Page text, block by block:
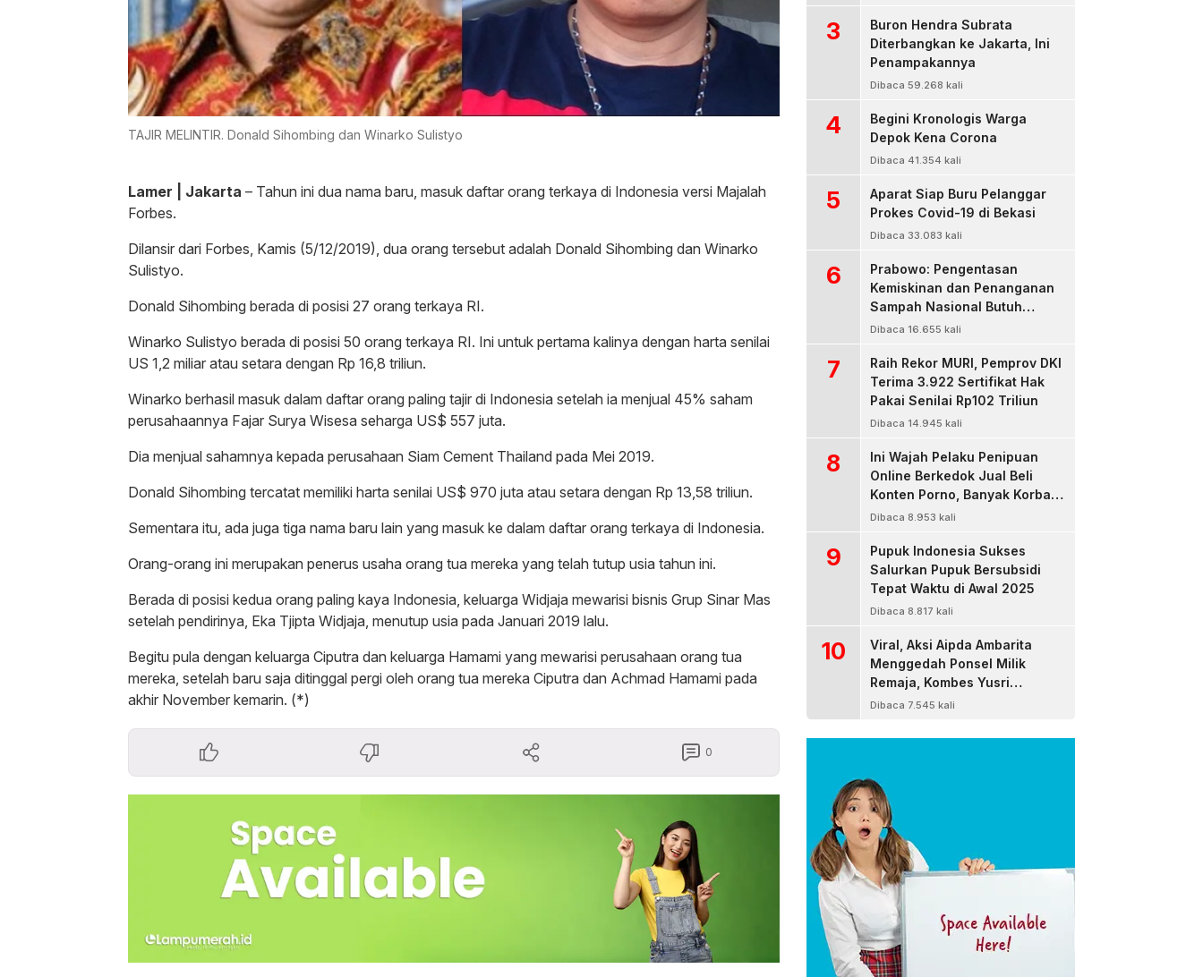
TAJIR MELINTIR. Donald Sihombing dan Winarko Sulistyo
Lamer | Jakarta – Tahun ini dua nama baru, masuk daftar orang terkaya di Indonesia versi Majalah
Forbes.
Dilansir dari Forbes, Kamis (5/12/2019), dua orang tersebut adalah Donald Sihombing dan Winarko
Sulistyo.
Donald Sihombing berada di posisi 27 orang terkaya RI.
Winarko Sulistyo berada di posisi 50 orang terkaya RI. Ini untuk pertama kalinya dengan harta senilai
US 1,2 miliar atau setara dengan Rp 16,8 triliun.
Winarko berhasil masuk dalam daftar orang paling tajir di Indonesia setelah ia menjual 45% saham
perusahaannya Fajar Surya Wisesa seharga US$ 557 juta.
Dia menjual sahamnya kepada perusahaan Siam Cement Thailand pada Mei 2019.
Donald Sihombing tercatat memiliki harta senilai US$ 970 juta atau setara dengan Rp 13,58 triliun.
Sementara itu, ada juga tiga nama baru lain yang masuk ke dalam daftar orang terkaya di Indonesia.
Orang-orang ini merupakan penerus usaha orang tua mereka yang telah tutup usia tahun ini.
Berada di posisi kedua orang paling kaya Indonesia, keluarga Widjaja mewarisi bisnis Grup Sinar Mas
setelah pendirinya, Eka Tjipta Widjaja, menutup usia pada Januari 2019 lalu.
Begitu pula dengan keluarga Ciputra dan keluarga Hamami yang mewarisi perusahaan orang tua
mereka, setelah baru saja ditinggal pergi oleh orang tua mereka Ciputra dan Achmad Hamami pada
akhir November kemarin. (*)
0
3
Buron Hendra Subrata
Diterbangkan ke Jakarta, Ini
Penampakannya
Dibaca 59.268 kali
4
Begini Kronologis Warga
Depok Kena Corona
Dibaca 41.354 kali
5
Aparat Siap Buru Pelanggar
Prokes Covid-19 di Bekasi
Dibaca 33.083 kali
6
Prabowo: Pengentasan
Kemiskinan dan Penanganan
Sampah Nasional Butuh
Persatuan dan Kepemimpinan
Dibaca 16.655 kali
7
Raih Rekor MURI, Pemprov DKI
Terima 3.922 Sertifikat Hak
Pakai Senilai Rp102 Triliun
Dibaca 14.945 kali
8
Ini Wajah Pelaku Penipuan
Online Berkedok Jual Beli
Konten Porno, Banyak Korban
Rugi Jutaan Rupiah
Dibaca 8.953 kali
9
Pupuk Indonesia Sukses
Salurkan Pupuk Bersubsidi
Tepat Waktu di Awal 2025
Dibaca 8.817 kali
10
Viral, Aksi Aipda Ambarita
Menggedah Ponsel Milik
Remaja, Kombes Yusri
Bereaksi
Dibaca 7.545 kali